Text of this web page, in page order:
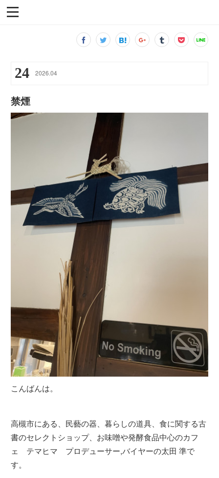
24 2026.04
禁煙
こんばんは。
高槻市にある、民藝の器、暮らしの道具、食に関する古
書のセレクトショップ、お味噌や発酵食品中心のカフ
ェ テマヒマ プロデューサー,バイヤーの太田 準で
す。